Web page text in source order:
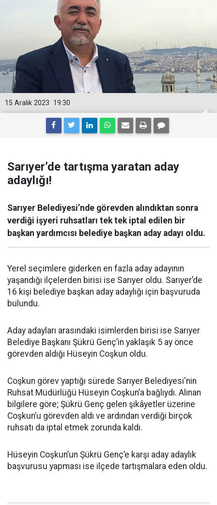
19:30
15 Aralık 2023
Sarıyer’de tartışma yaratan aday
adaylığı!
Sarıyer Belediyesi’nde görevden alındıktan sonra
verdiği işyeri ruhsatları tek tek iptal edilen bir
başkan yardımcısı belediye başkan aday adayı oldu.
Yerel seçimlere giderken en fazla aday adayının
yaşandığı ilçelerden birisi ise Sarıyer oldu. Sarıyer’de
16 kişi belediye başkan aday adaylığı için başvuruda
bulundu.
Aday adayları arasındaki isimlerden birisi ise Sarıyer
Belediye Başkanı Şükrü Genç’in yaklaşık 5 ay önce
görevden aldığı Hüseyin Coşkun oldu.
Coşkun görev yaptığı sürede Sarıyer Belediyesi'nin
Ruhsat Müdürlüğü Hüseyin Coşkun’a bağlıydı. Alınan
bilgilere göre; Şükrü Genç gelen şikâyetler üzerine
Coşkun’u görevden aldı ve ardından verdiği birçok
ruhsatı da iptal etmek zorunda kaldı.
Hüseyin Coşkun’un Şükrü Genç’e karşı aday adaylık
başvurusu yapması ise ilçede tartışmalara eden oldu.